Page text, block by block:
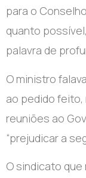
para o
quanto
palavra de
O ministro
ao pedido feito,
reuniões ao
“prejudicar a
O sindicato